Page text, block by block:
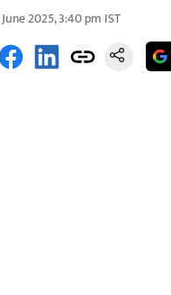
June 2025, 3:40 pm IST